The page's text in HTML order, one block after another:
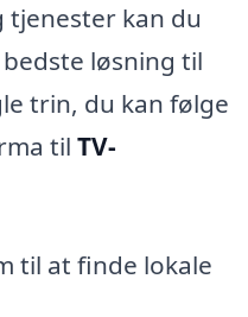
tjenester kan du
løsning til
trin, du kan følge
til TV-
til at finde lokale